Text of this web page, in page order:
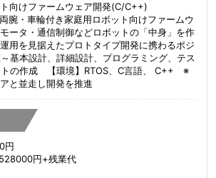
向けファームウェア開発(C/C++)
腕・車輪付き家庭用ロボット向けファームウ
ータ・通信制御などロボットの「中身」を作
用を見据えたプロトタイプ開発に携わるポジ
基本設計、詳細設計、プログラミング、テス
トの作成 【環境】RTOS、C言語、 C++ ※
と並走し開発を推進
円
円+残業代